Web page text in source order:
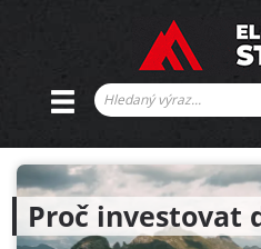
Proč investovat